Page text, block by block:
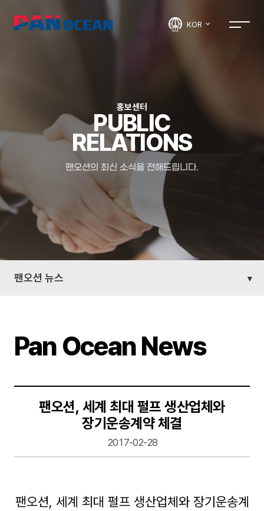
KOR
홍보센터
PUBLIC
RELATIONS
팬오션의 최신 소식을 전해드립니다.
팬오션 뉴스
Pan Ocean News
팬오션, 세계 최대 펄프 생산업체와
장기운송계약 체결
2017-02-28
팬오션, 세계 최대 펄프 생산업체와 장기운송계